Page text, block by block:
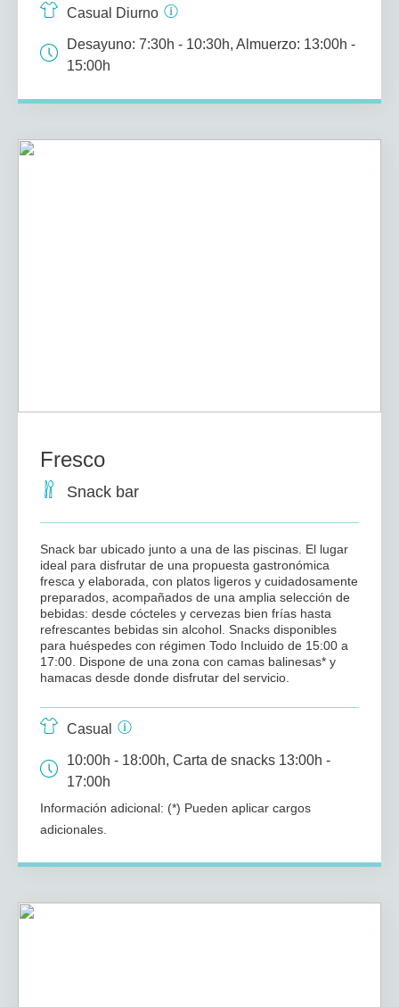
Casual Diurno
Desayuno: 7:30h - 10:30h, Almuerzo: 13:00h -
15:00h
Fresco
Snack bar
Snack bar ubicado junto a una de las piscinas. El lugar
ideal para disfrutar de una propuesta gastronómica
fresca y elaborada, con platos ligeros y cuidadosamente
preparados, acompañados de una amplia selección de
bebidas: desde cócteles y cervezas bien frías hasta
refrescantes bebidas sin alcohol. Snacks disponibles
para huéspedes con régimen Todo Incluido de 15:00 a
17:00. Dispone de una zona con camas balinesas* y
hamacas desde donde disfrutar del servicio.
Casual
10:00h - 18:00h, Carta de snacks 13:00h -
17:00h
Información adicional: (*) Pueden aplicar cargos
adicionales.